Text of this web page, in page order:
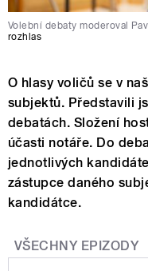
Volební debaty moderoval
rozhlas
O hlasy voličů se v
subjektů. Představili
debatách. Složení
účasti notáře. Do
jednotlivých
zástupce daného
kandidátce.
VŠECHNY EPIZODY